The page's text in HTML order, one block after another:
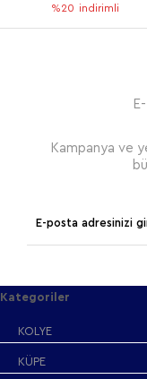
indirimli
Kampanya ve
Kategoriler
KOLYE
KÜPE